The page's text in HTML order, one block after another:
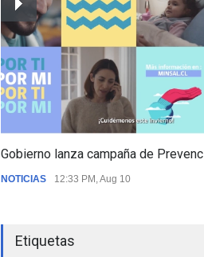
Gobierno lanza campaña de
NOTICIAS 12:33 PM, Aug 10
Etiquetas